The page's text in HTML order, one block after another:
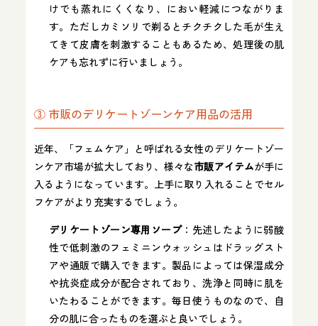
けでも蒸れにくくなり、におい軽減につながりま
す。ただしカミソリで剃るとチクチクした毛が生え
てきて皮膚を刺激することもあるため、処理後の肌
ケアも忘れずに行いましょう。
③ 市販のデリケートゾーンケア用品の活用
近年、「フェムケア」と呼ばれる女性のデリケートゾー
ンケア市場が拡大しており、様々な市販アイテムが手に
入るようになっています​。上手に取り入れることでセル
フケアがより充実するでしょう。
デリケートゾーン専用ソープ：先述したように弱酸
性で低刺激のフェミニンウォッシュはドラッグスト
アや通販で購入できます。製品によっては保湿成分
や抗炎症成分が配合されており、洗浄と同時に肌を
いたわることができます。毎日使うものなので、自
分の肌に合ったものを選ぶと良いでしょう。